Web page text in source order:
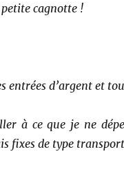
cagnotte !
entrées d’argent et
à ce que je ne
fixes de type